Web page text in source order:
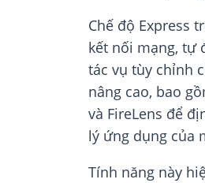
Chế độ Express
kết nối mạng, tự
tác vụ tùy chỉnh
nâng cao, bao
và FireLens để
lý ứng dụng của
Tính năng này